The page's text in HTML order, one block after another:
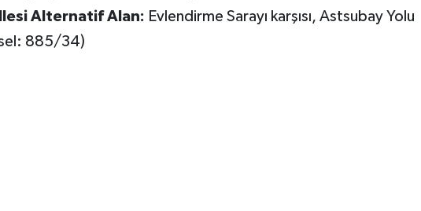
Alternatif Alan: Evlendirme Sarayı karşısı, Astsubay Yolu
885/34)